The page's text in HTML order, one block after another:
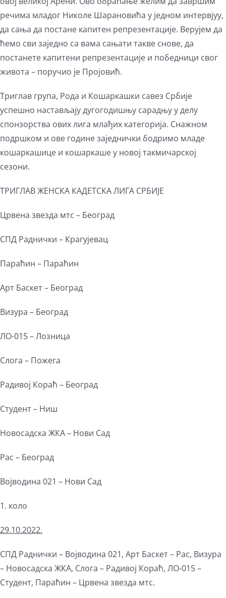
речима младог Николе Шарановића у једном интервјуу,
да сања да постане капитен репрезентације. Верујем да
ћемо сви заједно са вама сањати такве снове, да
постанете капитени репрезентације и победници свог
живота – поручио је Пројовић.
Триглав група, Рода и Кошаркашки савез Србије
успешно настављају дугогодишњу сарадњу у делу
спонзорства ових лига млађих категорија. Снажном
подршком и ове године заједнички бодримо младе
кошаркашице и кошаркаше у новој такмичарској
сезони.
ТРИГЛАВ ЖЕНСКА КАДЕТСКА ЛИГА СРБИЈЕ
Црвена звезда мтс – Београд
СПД Раднички – Крагујевац
Параћин – Параћин
Арт Баскет – Београд
Визура – Београд
ЛО-015 – Лозница
Слога – Пожега
Радивој Кораћ – Београд
Студент – Ниш
Новосадска ЖКА – Нови Сад
Рас – Београд
Војводина 021 – Нови Сад
1. коло
29.10.2022.
СПД Раднички – Војводина 021, Арт Баскет – Рас, Визура
– Новосадска ЖКА, Слога – Радивој Кораћ, ЛО-015 –
Студент, Параћин – Црвена звезда мтс.